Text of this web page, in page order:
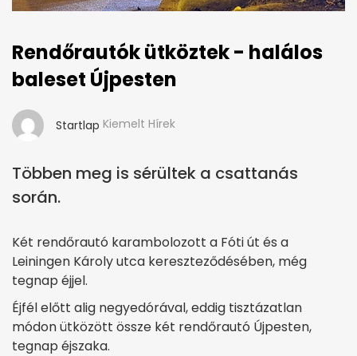
Rendőrautók ütköztek - halálos
baleset Újpesten
Startlap Kiemelt Hírek
Többen meg is sérültek a csattanás
során.
Két rendőrautó karambolozott a Fóti út és a
Leiningen Károly utca kereszteződésében, még
tegnap éjjel.
Éjfél előtt alig negyedórával, eddig tisztázatlan
módon ütközött össze két rendőrautó Újpesten,
tegnap éjszaka.